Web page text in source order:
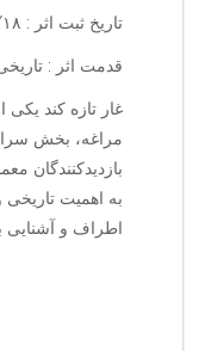
تاریخ ثبت اثر : ۱۳۸۷/۱۲/۱۸
قدمت اثر :
غار تازه کند
بازدیدکنندگان
به اهمیت
اطراف و آشنایی